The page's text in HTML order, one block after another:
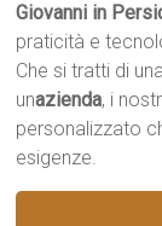
Giovanni in
praticità e
Che si tratti di
unazienda, i
personalizzato
esigenze.